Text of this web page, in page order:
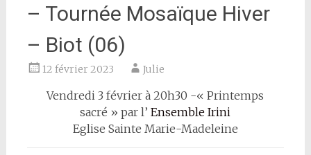
– Tournée Mosaïque Hiver
– Biot (06)
12 février 2023 Julie
Vendredi 3 février à 20h30 -« Printemps
sacré » par l’ Ensemble Irini
Eglise Sainte Marie-Madeleine